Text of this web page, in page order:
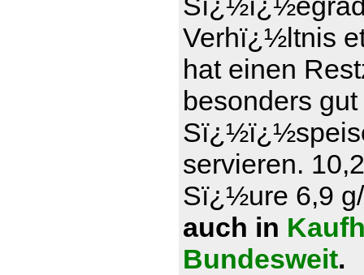
Verhï¿½ltnis
hat einen
besonders
servieren.
Sï¿½ure 6,9
auch in
Bundesweit.